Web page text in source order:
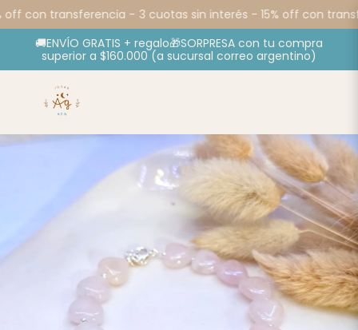
con transferencia - 3 cuotas sin interés - 15% off con
🚚ENVÍO GRATIS + regalo🎁SORPRESA con tu compra
superior a $160.000 (a sucursal correo argentino)